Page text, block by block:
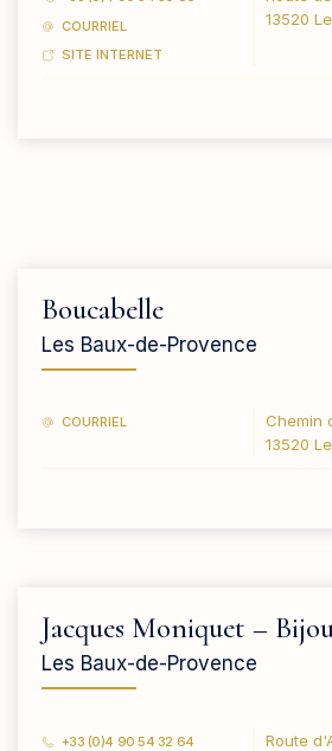
COURRIEL
SITE INTERNET
13520
Boucabelle
Les Baux-de-Provence
COURRIEL
Chemin
13520
Jacques Moniquet –
Les Baux-de-Provence
+33 (0)4 90 54 32 64
Route